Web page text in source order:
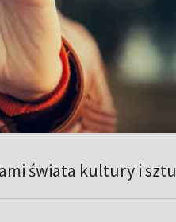
świata kultury i